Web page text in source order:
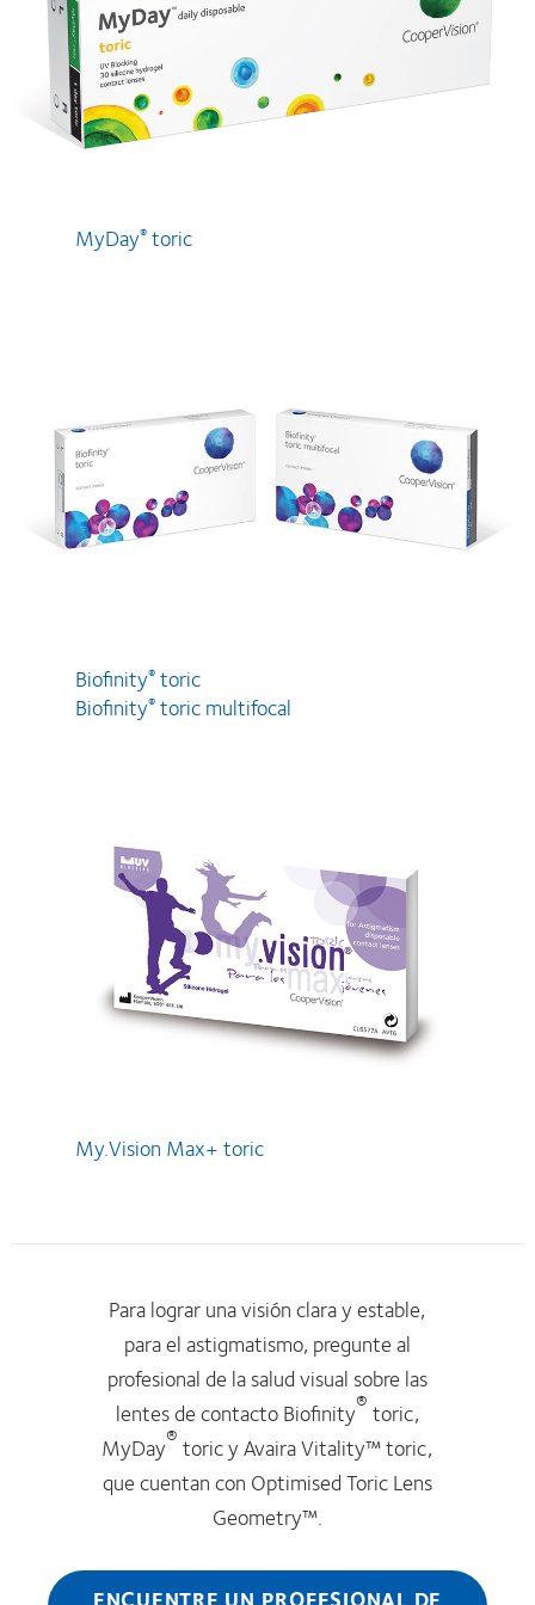
MyDay® toric
Biofinity® toric
Biofinity® toric multifocal
My.Vision Max+ toric
Para lograr una visión clara y estable,
para el astigmatismo, pregunte al
profesional de la salud visual sobre las
lentes de contacto Biofinity®toric,
MyDay®toric y Avaira Vitality™ toric,
que cuentan con Optimised Toric Lens
Geometry™.